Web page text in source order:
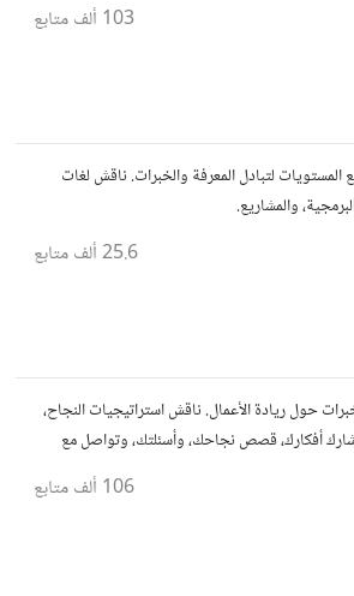
103 ألف متابع
لتبادل المعرفة والخبرات. ناقش لغات
والمشاريع.
25.6 ألف متابع
حول ريادة الأعمال. ناقش استراتيجيات النجاح،
شارك أفكارك، قصص نجاحك، وأسئلتك، وتواصل مع
106 ألف متابع